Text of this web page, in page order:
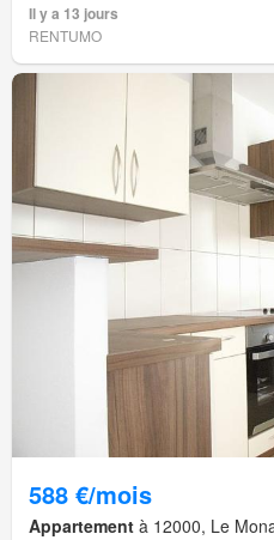
Il y a 13 jours
RENTUMO
588 €/mois
Appartement à 12000, Le